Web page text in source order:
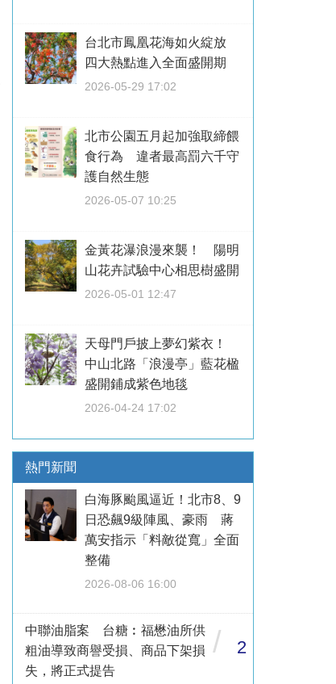
台北市鳳凰花海如火綻放
四大熱點進入全面盛開期
2026-05-29 17:02
北市公園五月起加強取締餵
食行為 違者最高罰六千守
護自然生態
2026-05-07 10:25
金黃花瀑浪漫來襲！ 陽明
山花卉試驗中心相思樹盛開
2026-05-01 12:47
天母門戶披上夢幻紫衣！
中山北路「浪漫亭」藍花楹
盛開鋪成紫色地毯
2026-04-24 17:02
熱門新聞
白海豚颱風逼近！北市8、9
日恐飆9級陣風、豪雨 蔣
萬安指示「料敵從寬」全面
整備
2026-08-06 16:00
中聯油脂案 台糖︰福懋油所供
粗油導致商譽受損、商品下架損
失，將正式提告
/ 2